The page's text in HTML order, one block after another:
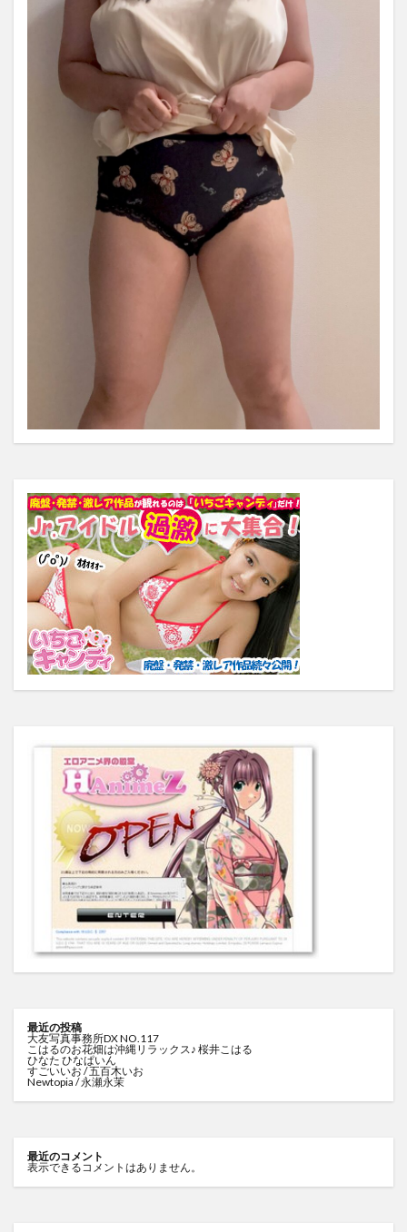
最近の投稿
大友写真事務所DX NO.117
こはるのお花畑は沖縄リラックス♪ 桜井こはる
ひなた ひなぱいん
すごいいお / 五百木いお
Newtopia / 永瀬永茉
最近のコメント
表示できるコメントはありません。